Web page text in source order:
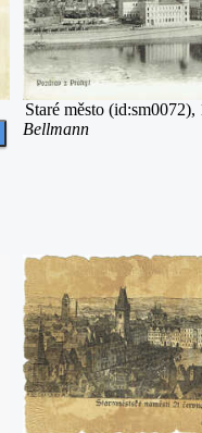
Staré město
Bellmann